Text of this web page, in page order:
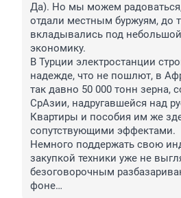
Да). Но мы можем радоваться,
отдали местным буржуям, до
вкладывались под
экономику.
В Турции электростанции
надежде, что не пошлют, в
так давно 50 000 тонн
СрАзии, надругавшейся над
Квартиры и пособия им же
сопутствующими эффектами.
Немного поддержать свою
закупкой техники уже не
безоговорочным
фоне…